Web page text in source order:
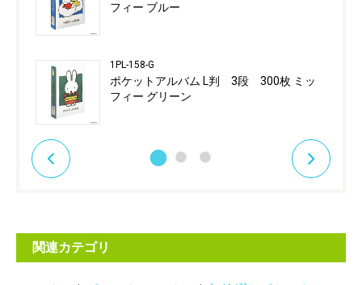
フィー ブルー
1PL-158-G
ポケットアルバム L判 3段 300枚 ミッ
フィー グリーン
関連カテゴリ